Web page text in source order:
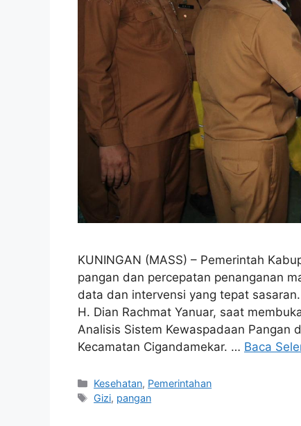
KUNINGAN (MASS) – Pemerintah
pangan dan percepatan penanganan
data dan intervensi yang tepat
H. Dian Rachmat Yanuar, saat
Analisis Sistem Kewaspadaan Pangan
Kecamatan Cigandamekar. … Baca
Kategori
Kesehatan, Pemerintahan
Tag
Gizi, pangan